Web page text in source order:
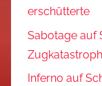
erschütterte
Sabotage auf
Inferno auf